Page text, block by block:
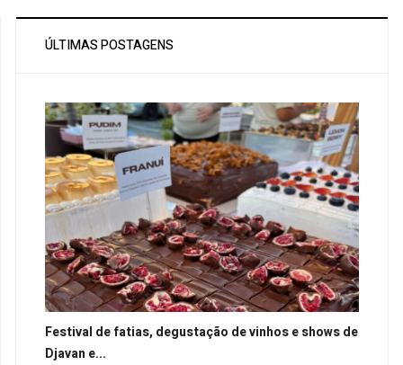
ÚLTIMAS POSTAGENS
Festival de fatias, degustação de vinhos e shows de
Djavan e...